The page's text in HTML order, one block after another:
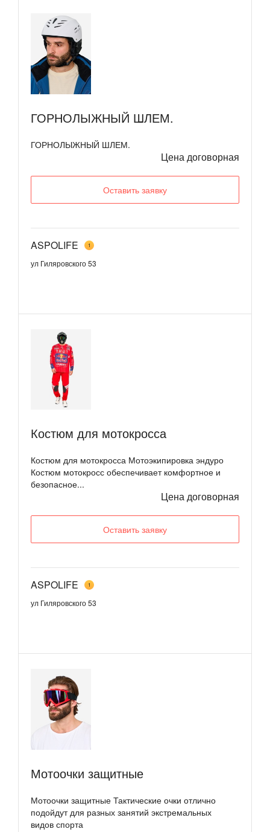
ГОРНОЛЫЖНЫЙ ШЛЕМ.
ГОРНОЛЫЖНЫЙ ШЛЕМ.
Цена договорная
Оставить заявку
ASPOLIFE 1
ул Гиляровского 53
Костюм для мотокросса
Костюм для мотокросса Мотоэкипировка эндуро
Костюм мотокросс обеспечивает комфортное и
безопасное...
Цена договорная
Оставить заявку
ASPOLIFE 1
ул Гиляровского 53
​Мотоочки защитные
Мотоочки защитные Тактические очки отлично
подойдут для разных занятий экстремальных
видов спорта